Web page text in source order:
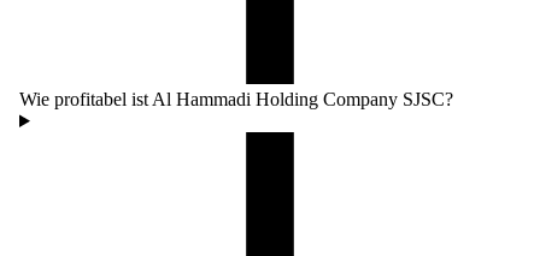
Wie profitabel ist Al Hammadi Holding Company SJSC?